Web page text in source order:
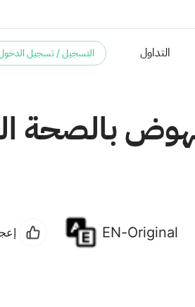
التسجيل / تسجيل
بالصحة
EN-Original